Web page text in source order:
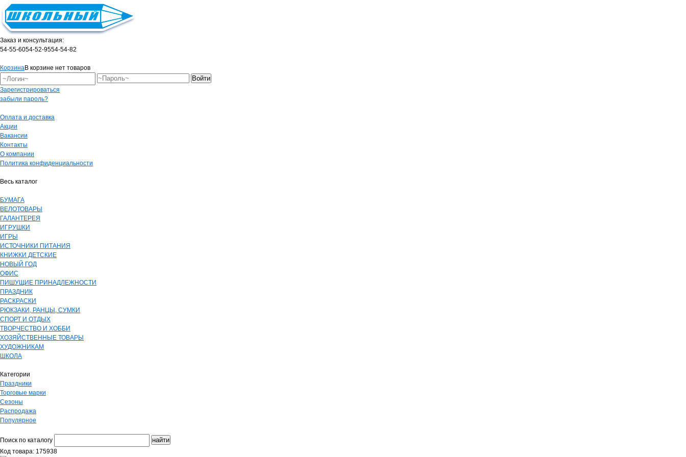
Заказ и консультация:
54-55-6054-52-9554-54-82
КорзинаВ корзине нет товаров
Зарегистрироваться
забыли пароль?
Оплата и доставка
Акции
Вакансии
Контакты
О компании
Политика конфиденциальности
Весь каталог
БУМАГА
ВЕЛОТОВАРЫ
ГАЛАНТЕРЕЯ
ИГРУШКИ
ИГРЫ
ИСТОЧНИКИ ПИТАНИЯ
КНИЖКИ ДЕТСКИЕ
НОВЫЙ ГОД
ОФИС
ПИШУЩИЕ ПРИНАДЛЕЖНОСТИ
ПРАЗДНИК
РАСКРАСКИ
РЮКЗАКИ, РАНЦЫ, СУМКИ
СПОРТ И ОТДЫХ
ТВОРЧЕСТВО И ХОББИ
ХОЗЯЙСТВЕННЫЕ ТОВАРЫ
ХУДОЖНИКАМ
ШКОЛА
Категории
Праздники
Торговые марки
Сезоны
Распродажа
Популярное
Поиск по каталогу
Код товара: 175938